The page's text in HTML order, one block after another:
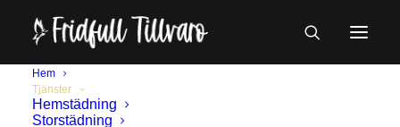
Hem
Tjänster
Hemstädning
Storstädning